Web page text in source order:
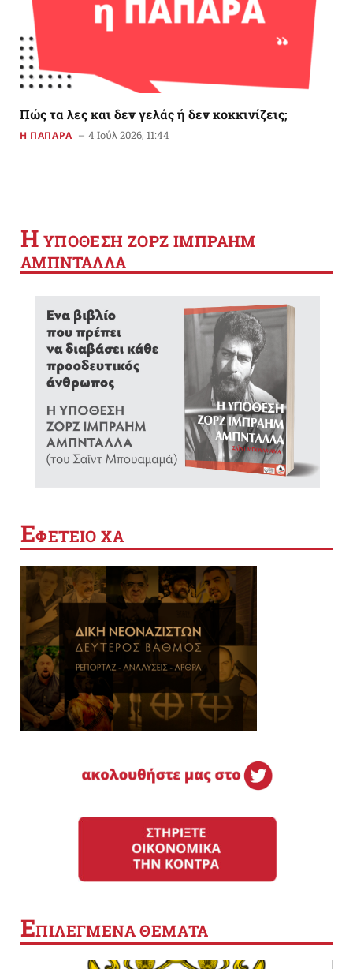
Πώς τα λες και δεν γελάς ή δεν κοκκινίζεις;
Η ΠΑΠΑΡΑ 4 Ιούλ 2026, 11:44
Η YΠΟΘΕΣΗ ΖΟΡΖ ΙΜΠΡΑΗΜ
ΑΜΠΝΤΑΛΛΑ
ΕΦΕΤΕΙΟ ΧΑ
ΕΠΙΛΕΓΜΕΝΑ ΘΕΜΑΤΑ